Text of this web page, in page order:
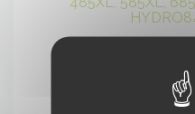
1000725 -